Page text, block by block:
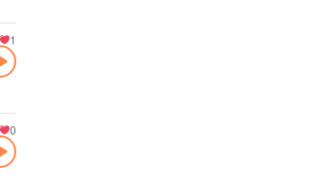
1
0